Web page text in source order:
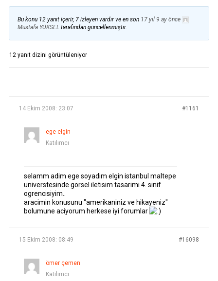
Bu konu 12 yanıt içerir, 7 izleyen vardır ve en son 17 yıl 9 ay önce
Mustafa YÜKSELtarafından güncellenmiştir.
12 yanıt dizini görüntüleniyor
14 Ekim 2008: 23:07 #1161
ege elgin
Katılımcı
selamm adim ege soyadim elgin istanbul maltepe
universtesinde gorsel iletisim tasarimi 4. sinif
ogrencisiyim..
aracimin konusunu "amerikaniniz ve hikayeniz"
bolumune aciyorum herkese iyi forumlar
15 Ekim 2008: 08:49 #16098
ömer çemen
Katılımcı